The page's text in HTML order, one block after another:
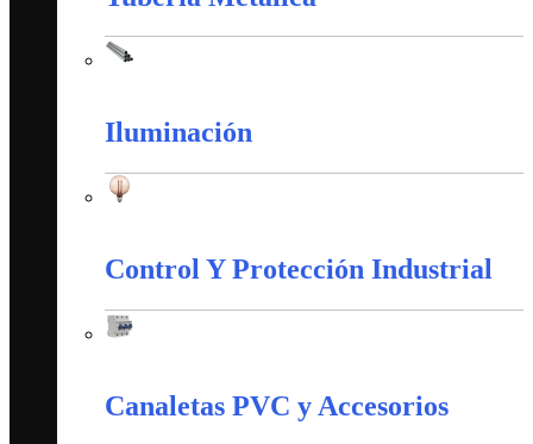
Iluminación
Control Y Protección Industrial
Canaletas PVC y Accesorios